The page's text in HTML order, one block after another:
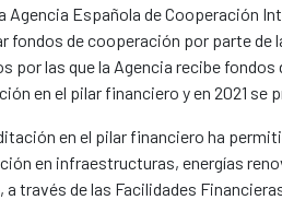
Agencia Española de Cooperación
fondos de cooperación por parte de
por las que la Agencia recibe
en el pilar financiero y en 2021
en el pilar financiero ha
en infraestructuras, energías
a través de las Facilidades